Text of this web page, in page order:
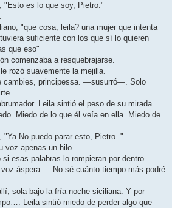
"Esto es lo que soy, Pietro."
"que cosa, leila? una mujer que intenta
suficiente con los que sí lo quieren
que eso"
comenzaba a resquebrajarse.
rozó suavemente la mejilla.
cambies, principessa. —susurró—. Solo
Leila sintió el peso de su mirada…
Miedo de lo que él veía en ella. Miedo de
"Ya No puedo parar esto, Pietro. "
voz apenas un hilo.
esas palabras lo rompieran por dentro.
áspera—. No sé cuánto tiempo más podré
sola bajo la fría noche siciliana. Y por
Leila sintió miedo de perder algo que